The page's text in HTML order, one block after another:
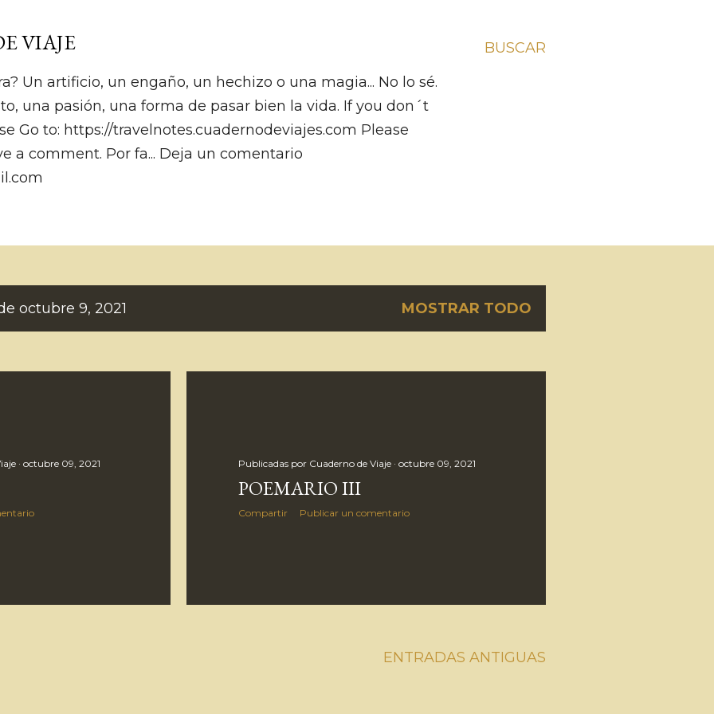
BUSCAR
VIAJE
Un artificio, un engaño, un hechizo o una magia... No lo sé.
una pasión, una forma de pasar bien la vida. If you don´t
Go to: https://travelnotes.cuadernodeviajes.com Please
a comment. Por fa... Deja un comentario
octubre 9, 2021 MOSTRAR TODO
octubre 09, 2021 Publicadas por Cuaderno de Viaje octubre 09, 2021
POEMARIO III
Compartir Publicar un comentario
ENTRADAS ANTIGUAS